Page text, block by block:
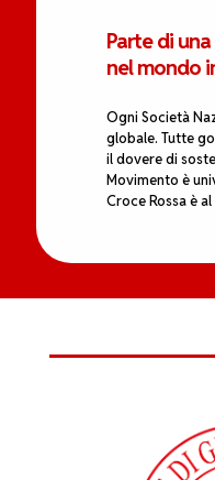
Parte di
nel mondo
Ogni Società
globale. Tutte
il dovere di
Movimento è
Croce Rossa è